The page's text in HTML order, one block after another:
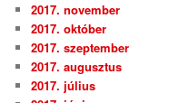
2017. november
2017. október
2017. szeptember
2017. augusztus
2017. július